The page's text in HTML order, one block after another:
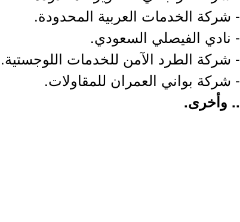
- شركة الخدمات العربية المحدودة.
- نادي الفيصلي السعودي.
- شركة الطرد الآمن للخدمات اللوجستية.
- شركة بواني العمران للمقاولات.
.. وأخرى.